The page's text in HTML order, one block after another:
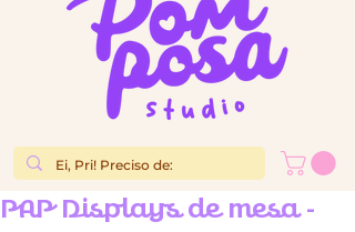
PAP Displays de mesa -